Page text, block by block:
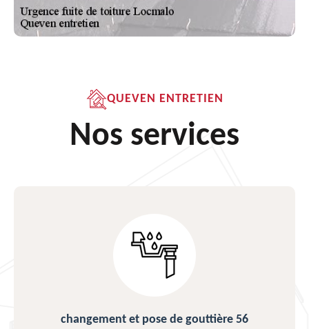
QUEVEN ENTRETIEN
Nos services
changement et pose de gouttière 56